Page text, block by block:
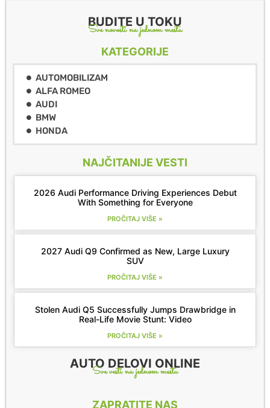
BUDITE U TOKU
Sve novosti na jednom mestu
KATEGORIJE
AUTOMOBILIZAM
ALFA ROMEO
AUDI
BMW
HONDA
NAJČITANIJE VESTI
2026 Audi Performance Driving Experiences Debut
With Something for Everyone
PROČITAJ VIŠE »
2027 Audi Q9 Confirmed as New, Large Luxury
SUV
PROČITAJ VIŠE »
Stolen Audi Q5 Successfully Jumps Drawbridge in
Real-Life Movie Stunt: Video
PROČITAJ VIŠE »
AUTO DELOVI ONLINE
Sve vesti na jednom mestu
ZAPRATITE NAS